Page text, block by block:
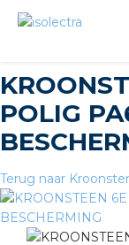
POLIG
Terug naar